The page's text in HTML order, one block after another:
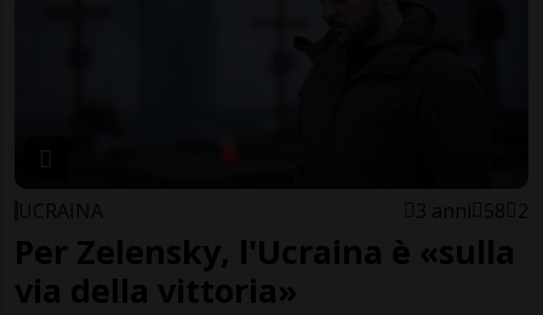
UCRAINA 3 anni 58 2
Per Zelensky, l'Ucraina è «sulla
via della vittoria»